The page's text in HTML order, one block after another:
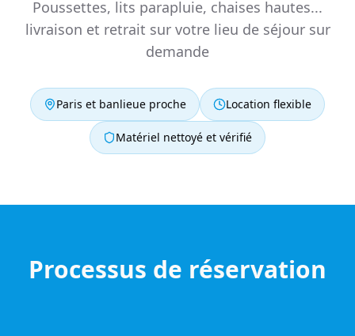
Poussettes, lits parapluie, chaises hautes...
livraison et retrait sur votre lieu de séjour sur
demande
Paris et banlieue proche Location flexible
Matériel nettoyé et vérifié
Processus de réservation